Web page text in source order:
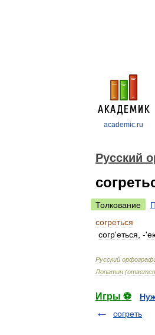
academic.ru
Русский
Толкование
согреться
согр'еться , -'
Русский
Лопатин (
Игры ⚽
согреть